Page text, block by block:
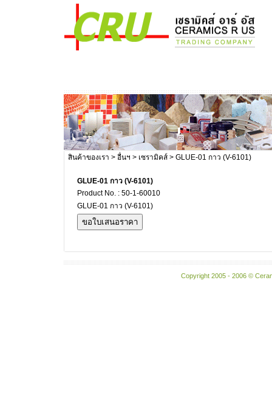
สินค้าของเรา > อื่นฯ > เซรามิคส์ > GLUE-01 กาว (V-6101)
GLUE-01 กาว (V-6101)
Product No. : 50-1-60010
GLUE-01 กาว (V-6101)
Copyright 2005 - 2006 ©